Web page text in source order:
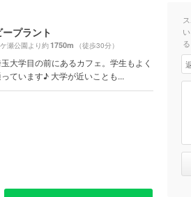
ープラント
瀬公園より約1750m （徒歩30分）
大学目の前にあるカフェ。学生もよく
ています♪ 大学が近いことも...